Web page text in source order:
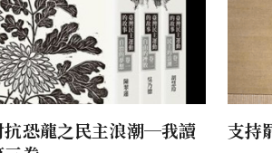
抗恐龍之民主浪潮─我讀
支持